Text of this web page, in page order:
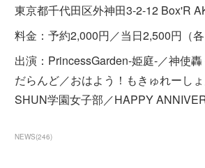
東京都千代田区外神田3-2-12 Box'R
料金：予約2,000円／当日2,500円（各
出演：PrincessGarden-姫庭-／神使
だらんど／おはよう！もきゅれーし
SHUN学園女子部／HAPPY
NEWS(246)